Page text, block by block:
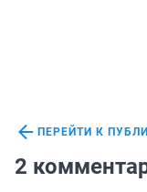
ПЕРЕЙТИ К
2